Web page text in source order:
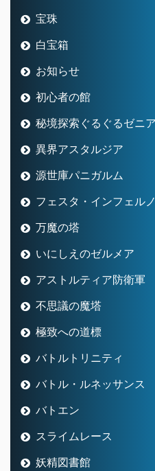
宝珠
白宝箱
お知らせ
初心者の館
秘境探索ぐるぐるゼニ
異界アスタルジア
源世庫パニガルム
フェスタ・インフェルノ
万魔の塔
いにしえのゼルメア
アストルティア防衛軍
不思議の魔塔
極致への道標
バトルトリニティ
バトル・ルネッサンス
バトエン
スライムレース
妖精図書館